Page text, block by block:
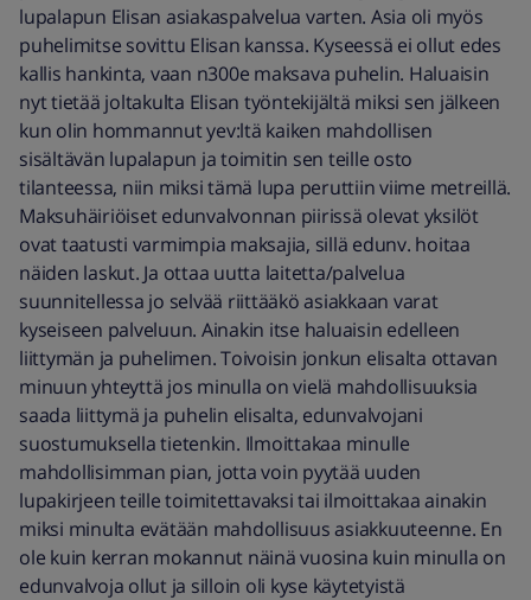
lupalapun Elisan asiakaspalvelua varten. Asia oli myös
puhelimitse sovittu Elisan kanssa. Kyseessä ei ollut edes
kallis hankinta, vaan n300e maksava puhelin. Haluaisin
nyt tietää joltakulta Elisan työntekijältä miksi sen jälkeen
kun olin hommannut yev:ltä kaiken mahdollisen
sisältävän lupalapun ja toimitin sen teille osto
tilanteessa, niin miksi tämä lupa peruttiin viime metreillä.
Maksuhäiriöiset edunvalvonnan piirissä olevat yksilöt
ovat taatusti varmimpia maksajia, sillä edunv. hoitaa
näiden laskut. Ja ottaa uutta laitetta/palvelua
suunnitellessa jo selvää riittääkö asiakkaan varat
kyseiseen palveluun. Ainakin itse haluaisin edelleen
liittymän ja puhelimen. Toivoisin jonkun elisalta ottavan
minuun yhteyttä jos minulla on vielä mahdollisuuksia
saada liittymä ja puhelin elisalta, edunvalvojani
suostumuksella tietenkin. Ilmoittakaa minulle
mahdollisimman pian, jotta voin pyytää uuden
lupakirjeen teille toimitettavaksi tai ilmoittakaa ainakin
miksi minulta evätään mahdollisuus asiakkuuteenne. En
ole kuin kerran mokannut näinä vuosina kuin minulla on
edunvalvoja ollut ja silloin oli kyse käytetyistä